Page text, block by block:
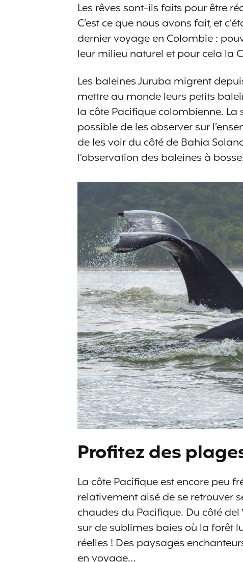
Les rêves sont-ils faits pour être
C’est ce que nous avons fait, et
dernier voyage en Colombie :
leur milieu naturel et pour cela la
Les baleines Juruba migrent
mettre au monde leurs petits
la côte Pacifique colombienne.
possible de les observer sur
de les voir du côté de Bahia
l’observation des baleines à
Profitez des
La côte Pacifique est encore peu
relativement aisé de se retrouver
chaudes du Pacifique. Du côté
sur de sublimes baies où la forêt
réelles ! Des paysages
en voyage…